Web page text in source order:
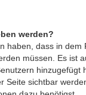
werden?
haben, dass in
müssen. Es ist
hinzugefügt
Seite sichtbar